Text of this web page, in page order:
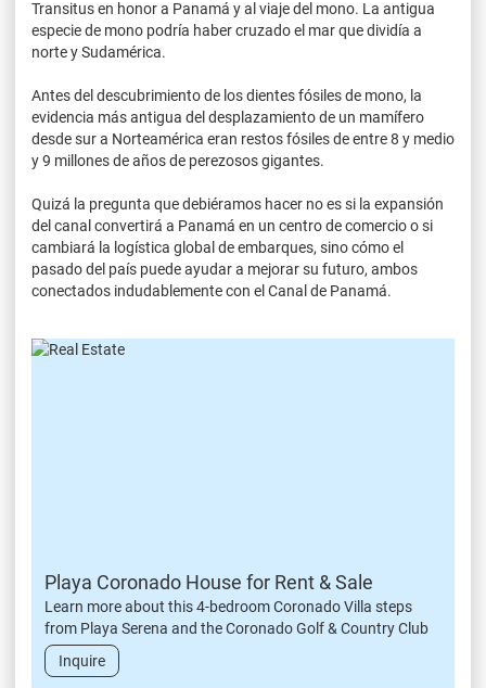
Transitus en honor a Panamá y al viaje del mono. La antigua
especie de mono podría haber cruzado el mar que dividía a
norte y Sudamérica.
Antes del descubrimiento de los dientes fósiles de mono, la
evidencia más antigua del desplazamiento de un mamífero
desde sur a Norteamérica eran restos fósiles de entre 8 y medio
y 9 millones de años de perezosos gigantes.
Quizá la pregunta que debiéramos hacer no es si la expansión
del canal convertirá a Panamá en un centro de comercio o si
cambiará la logística global de embarques, sino cómo el
pasado del país puede ayudar a mejorar su futuro, ambos
conectados indudablemente con el Canal de Panamá.
Playa Coronado House for Rent & Sale
Learn more about this 4-bedroom Coronado Villa steps
from Playa Serena and the Coronado Golf & Country Club
Inquire